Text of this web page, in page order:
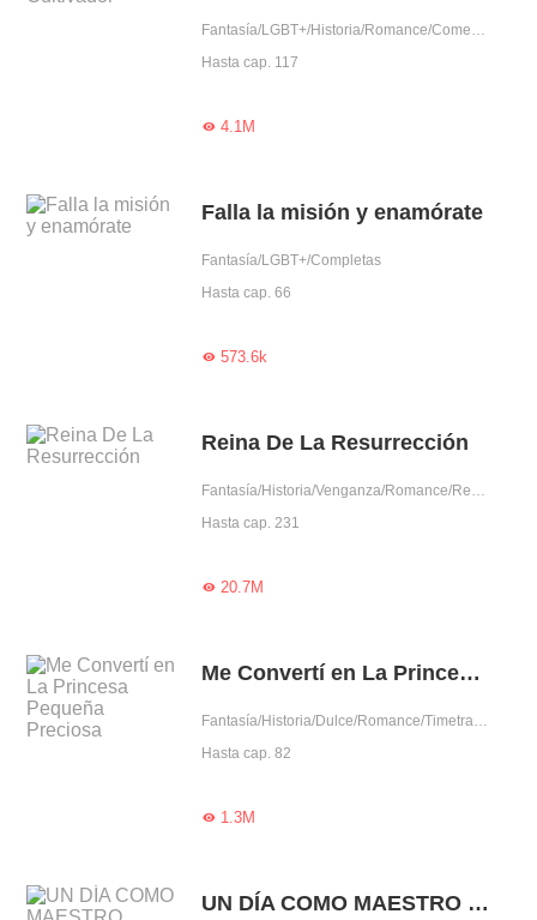
Fantasía/LGBT+/Historia/Romance/Comedia/Ascensión
Hasta cap. 117
4.1M
Falla la misión y enamórate
Fantasía/LGBT+/Completas
Hasta cap. 66
573.6k
Reina De La Resurrección
Fantasía/Historia/Venganza/Romance/Renacimiento/Belleza salvada por héroe/Dominante/Arrogante/Mujer poderosa
Hasta cap. 231
20.7M
Me Convertí en La Princesa Pequeña Preciosa
Fantasía/Historia/Dulce/Romance/Timetravel/Predestinado/Amor de la infancia/Transformación magnífica/Princesa/Príncipe
Hasta cap. 82
1.3M
UN DÍA COMO MAESTRO RENACIDO PARA DOMAR AL LOTO NEGRO